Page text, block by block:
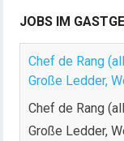
JOBS IM
Chef de Rang
Große Ledder,
Chef de Rang
Große Ledder,